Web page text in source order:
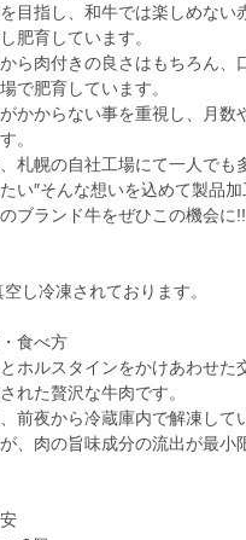
目指し、和牛では楽しめない
肥育しています。
ら肉付きの良さはもちろん
で肥育しています。
かからない事を重視し、月
。
札幌の自社工場にて一人でも
い″そんな想いを込めて製品加
ブランド牛をぜひこの機会に!!
し冷凍されております。
食べ方
ホルスタインをかけあわせ
れた贅沢な牛肉です。
前夜から冷蔵庫内で解凍して
、肉の旨味成分の流出が最